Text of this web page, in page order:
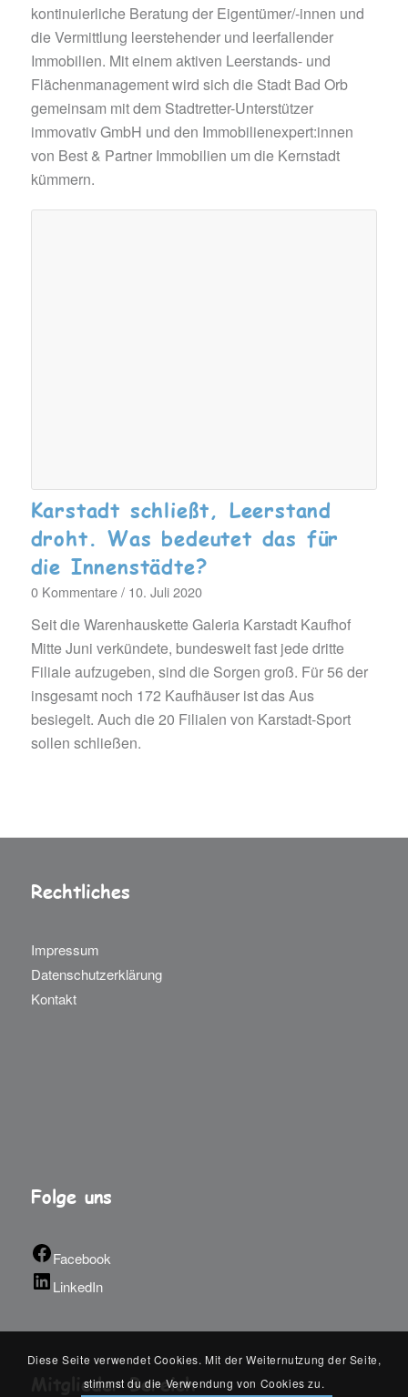
kontinuierliche Beratung der Eigentümer/-innen und
die Vermittlung leerstehender und leerfallender
Immobilien. Mit einem aktiven Leerstands- und
Flächenmanagement wird sich die Stadt Bad Orb
gemeinsam mit dem Stadtretter-Unterstützer
immovativ GmbH und den Immobilienexpert:innen
von Best & Partner Immobilien um die Kernstadt
kümmern.
Karstadt schließt, Leerstand
droht. Was bedeutet das für
die Innenstädte?
0 Kommentare / 10. Juli 2020
Seit die Warenhauskette Galeria Karstadt Kaufhof
Mitte Juni verkündete, bundesweit fast jede dritte
Filiale aufzugeben, sind die Sorgen groß. Für 56 der
insgesamt noch 172 Kaufhäuser ist das Aus
besiegelt. Auch die 20 Filialen von Karstadt-Sport
sollen schließen.
Rechtliches
Impressum
Datenschutzerklärung
Kontakt
Folge uns
Facebook
LinkedIn
Mitglieder Bereich
Diese Seite verwendet Cookies. Mit der Weiternutzung der Seite,
stimmst du die Verwendung von Cookies zu.